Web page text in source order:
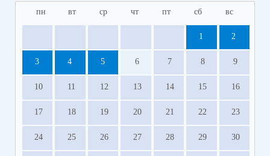
пн вт ср чт пт сб вс
1 2
3 4 5 6 7 8 9
10 11 12 13 14 15 16
17 18 19 20 21 22 23
24 25 26 27 28 29 30